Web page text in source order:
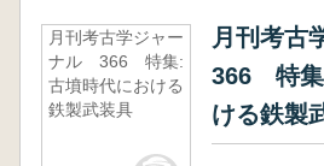
月刊考古学ジャー
ナル 366 特集:
古墳時代における
鉄製武装具
月刊考古
366 特集
ける鉄製